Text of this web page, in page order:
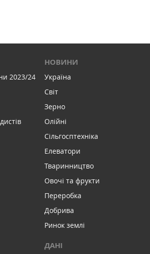
2023/24
НОВИНИ
Україна
Світ
Зерно
Олійні
Сільгосптехніка
Елеватори
Тваринництво
Овочі та фрукти
Переробка
Добрива
Ринок землі
ДАНІ